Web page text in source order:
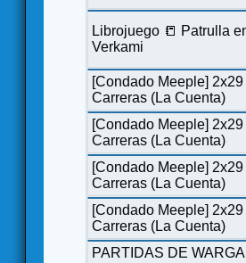
Librojuego 📒 Patrulla
Verkami
[Condado Meeple]
Carreras (La Cuenta)
[Condado Meeple]
Carreras (La Cuenta)
[Condado Meeple]
Carreras (La Cuenta)
[Condado Meeple]
Carreras (La Cuenta)
PARTIDAS DE